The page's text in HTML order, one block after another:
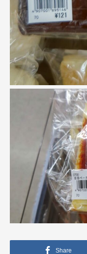
Share